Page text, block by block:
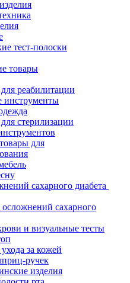
тест-полоски
товары
реабилитации
инструменты
стерилизации
для
сахарного диабета
сахарного
и визуальные тесты
за кожей
ручек
изделия